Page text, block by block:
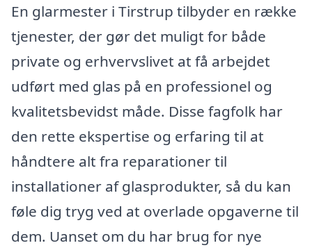
En glarmester i Tirstrup tilbyder en række
tjenester, der gør det muligt for både
private og erhvervslivet at få arbejdet
udført med glas på en professionel og
kvalitetsbevidst måde. Disse fagfolk har
den rette ekspertise og erfaring til at
håndtere alt fra reparationer til
installationer af glasprodukter, så du kan
føle dig tryg ved at overlade opgaverne til
dem. Uanset om du har brug for nye